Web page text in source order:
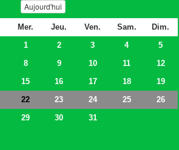
Aujourd'hui
Mer. Jeu. Ven. Sam.
Dim.
1 2 3 4
5
8 9 10 11
12
15 16 17 18
19
22 23 24 25
26
29 30 31